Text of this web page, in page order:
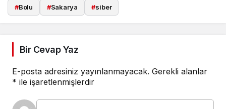
#Bolu #Sakarya #siber
Bir Cevap Yaz
E-posta adresiniz yayınlanmayacak. Gerekli alanlar
* ile işaretlenmişlerdir